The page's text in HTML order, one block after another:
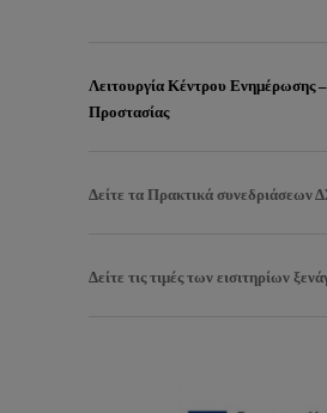
Λειτουργία Κέντρου Ενημέρωσης
Προστασίας
Δείτε τα Πρακτικά συνεδριάσεων
Δείτε τις τιμές των εισιτηρίων